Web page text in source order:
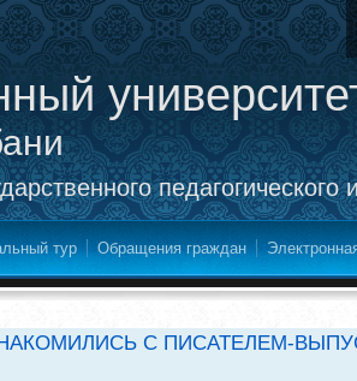
педагогического
тур Обращения граждан
С ПИСАТЕЛЕМ-